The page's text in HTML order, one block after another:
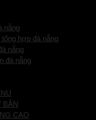
nẵng
hợp đà nẵng
nẵng
đà nẵng
BẢN
CAO